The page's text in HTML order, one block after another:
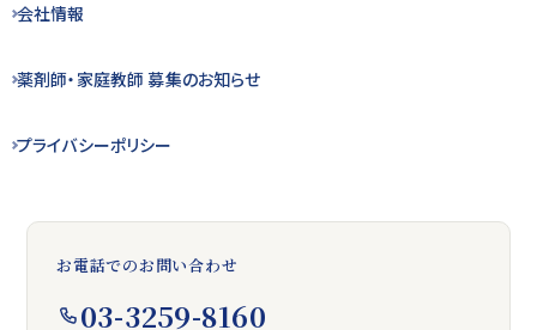
会社情報
薬剤師・家庭教師 募集のお知らせ
プライバシーポリシー
お電話でのお問い合わせ
03-3259-8160